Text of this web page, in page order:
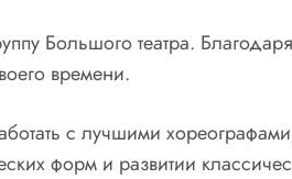
Большого театра.
времени.
с лучшими
форм и развитии